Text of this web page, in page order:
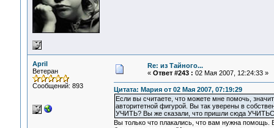
April
Ветеран
Сообщений: 893
Re: из Тайного...
« Ответ #243 : 02 Мая 2007, 12:24:33 »
Цитата: Мария от 02 Мая 2007, 07:19:29
Если вы считаете, что можете мне помочь,
авторитетной фигурой. Вы так уверены в
УЧИТЬ? Вы же сказали, что пришли сюда
Вы только что плакались, что вам нужна